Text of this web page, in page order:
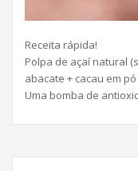
Receita rápida!
Polpa de açaí natural
abacate + cacau em
Uma bomba de